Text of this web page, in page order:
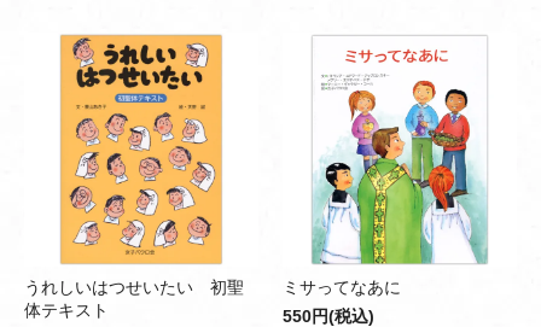
うれしいはつせいたい 初聖
体テキスト
ミサってなあに
550円(税込)